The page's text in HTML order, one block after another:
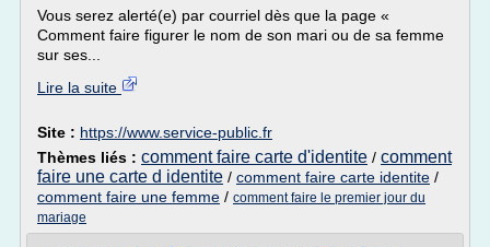
Vous serez alerté(e) par courriel dès que la page «
Comment faire figurer le nom de son mari ou de sa femme
sur ses...
Lire la suite
Site : https://www.service-public.fr
Thèmes liés : comment faire carte d'identite / comment
faire une carte d identite / comment faire carte identite /
comment faire une femme / comment faire le premier jour du
mariage